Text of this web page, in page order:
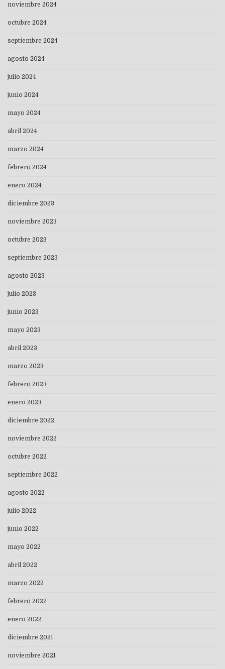
noviembre 2024
octubre 2024
septiembre 2024
agosto 2024
julio 2024
junio 2024
mayo 2024
abril 2024
marzo 2024
febrero 2024
enero 2024
diciembre 2023
noviembre 2023
octubre 2023
septiembre 2023
agosto 2023
julio 2023
junio 2023
mayo 2023
abril 2023
marzo 2023
febrero 2023
enero 2023
diciembre 2022
noviembre 2022
octubre 2022
septiembre 2022
agosto 2022
julio 2022
junio 2022
mayo 2022
abril 2022
marzo 2022
febrero 2022
enero 2022
diciembre 2021
noviembre 2021